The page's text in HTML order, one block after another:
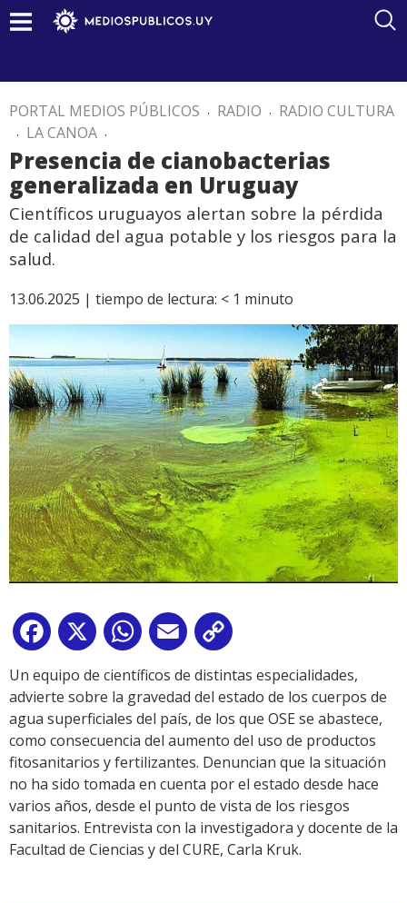
PORTAL MEDIOS PÚBLICOS . RADIO . RADIO CULTURA
. LA CANOA .
Presencia de cianobacterias
generalizada en Uruguay
Científicos uruguayos alertan sobre la pérdida
de calidad del agua potable y los riesgos para la
salud.
13.06.2025 | tiempo de lectura: < 1 minuto
Facebook
X WhatsApp
Email
Link
Un equipo de científicos de distintas especialidades,
advierte sobre la gravedad del estado de los cuerpos de
agua superficiales del país, de los que OSE se abastece,
como consecuencia del aumento del uso de productos
fitosanitarios y fertilizantes. Denuncian que la situación
no ha sido tomada en cuenta por el estado desde hace
varios años, desde el punto de vista de los riesgos
sanitarios. Entrevista con la investigadora y docente de la
Facultad de Ciencias y del CURE, Carla Kruk.